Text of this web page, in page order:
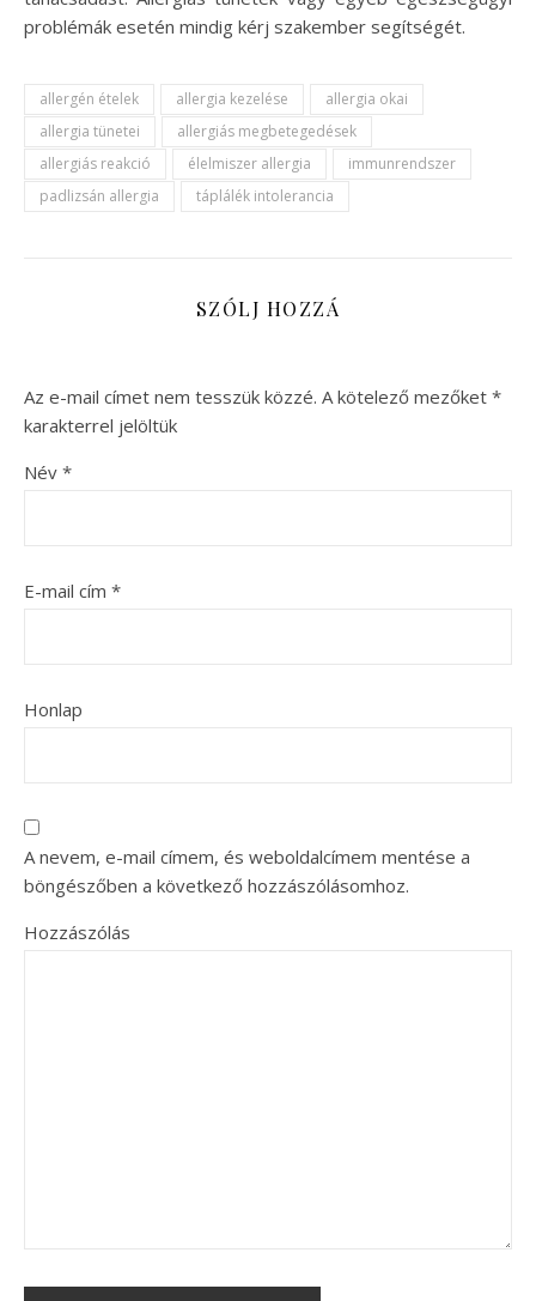
problémák esetén mindig kérj szakember segítségét.
allergén ételek allergia kezelése
allergia okai
allergia tünetei
allergiás megbetegedések
allergiás reakció
élelmiszer allergia
immunrendszer
padlizsán allergia
táplálék intolerancia
SZÓLJ HOZZÁ
Az e-mail címet nem tesszük közzé. A kötelező mezőket *
karakterrel jelöltük
Név *
E-mail cím *
Honlap
A nevem, e-mail címem, és weboldalcímem mentése a
böngészőben a következő hozzászólásomhoz.
Hozzászólás